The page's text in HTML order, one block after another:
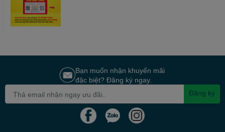
Bạn muốn nhận khuyến mãi
đặc biệt? Đăng ký ngay.
Đăng ký